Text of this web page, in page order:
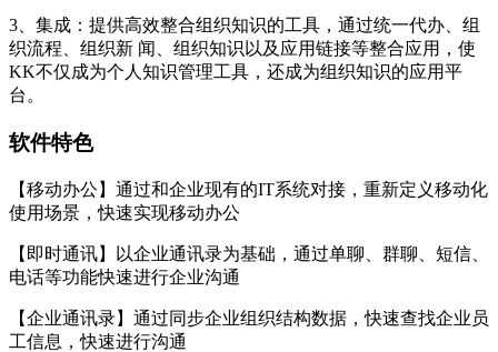
3、集成：提供高效整合组织知识的工具，通过统一代办、组
织流程、组织新 闻、组织知识以及应用链接等整合应用，使
KK不仅成为个人知识管理工具，还成为组织知识的应用平
台。
软件特色
【移动办公】通过和企业现有的IT系统对接，重新定义移动化
使用场景，快速实现移动办公
【即时通讯】以企业通讯录为基础，通过单聊、群聊、短信、
电话等功能快速进行企业沟通
【企业通讯录】通过同步企业组织结构数据，快速查找企业员
工信息，快速进行沟通